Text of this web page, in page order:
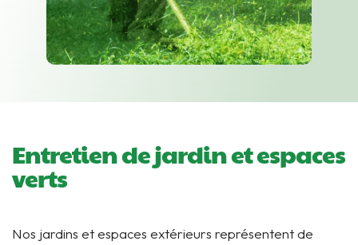
Entretien de jardin et espaces
verts
Nos jardins et espaces extérieurs représentent de